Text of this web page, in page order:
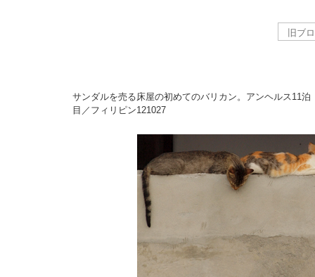
サンダルを売る床屋の初めてのバリカン。アンヘルス11泊
目／フィリピン121027